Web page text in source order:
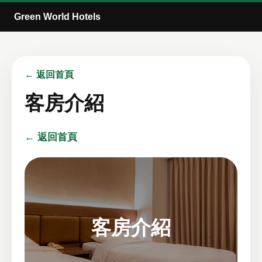
Green World Hotels
← 返回首頁
客房介紹
← 返回首頁
客房介紹